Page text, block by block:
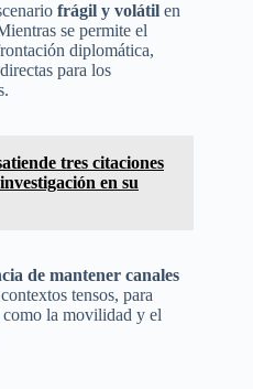
frágil y volátil en
se permite el
diplomática,
para los
tres citaciones
en su
de mantener canales
tensos, para
como la movilidad y el